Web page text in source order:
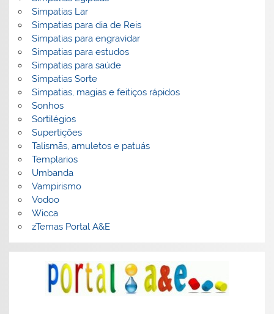
Simpatias Lar
Simpatias para dia de Reis
Simpatias para engravidar
Simpatias para estudos
Simpatias para saúde
Simpatias Sorte
Simpatias, magias e feitiços rápidos
Sonhos
Sortilégios
Supertições
Talismãs, amuletos e patuás
Templarios
Umbanda
Vampirismo
Vodoo
Wicca
zTemas Portal A&E